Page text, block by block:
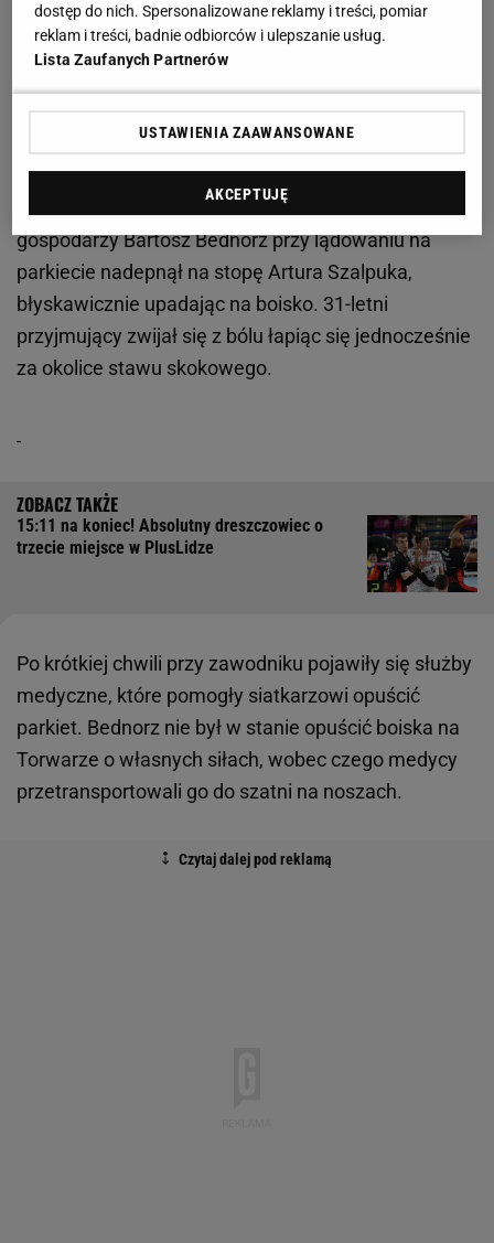
Po znakomitych czterech setach na tablicy wyników
iż o losach pierwszego spotkania zdecyduje tie-
break. Decydująca partia rozpoczęła się dla zespołu
z Warszawy najgorzej jak tylko się dało. Już w
pierwszej akcji skaczący do bloku po stronie
gospodarzy Bartosz Bednorz przy lądowaniu na
parkiecie nadepnął na stopę Artura Szalpuka,
błyskawicznie upadając na boisko. 31-letni
przyjmujący zwijał się z bólu łapiąc się jednocześnie
za okolice stawu skokowego.
15:11 na koniec! Absolutny dreszczowiec o
trzecie miejsce w PlusLidze
Po krótkiej chwili przy zawodniku pojawiły się służby
medyczne, które pomogły siatkarzowi opuścić
parkiet. Bednorz nie był w stanie opuścić boiska na
Torwarze o własnych siłach, wobec czego medycy
przetransportowali go do szatni na noszach.
dostęp do nich. Spersonalizowane reklamy i treści, pomiar
reklam i treści, badnie odbiorców i ulepszanie usług.
Lista Zaufanych Partnerów
USTAWIENIA ZAAWANSOWANE
AKCEPTUJĘ